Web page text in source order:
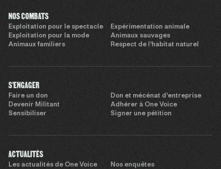
NOS COMBATS
Exploitation pour le spectacle
Expérimentation animale
Exploitation pour la mode
Animaux sauvages
Animaux familiers
Respect de l’habitat naturel
S'ENGAGER
Faire un don
Don et mécénat d’entreprise
Devenir Militant
Adhérer à One Voice
Sensibiliser
Signer une pétition
ACTUALITÉS
Les actualités de One Voice
Nos enquêtes